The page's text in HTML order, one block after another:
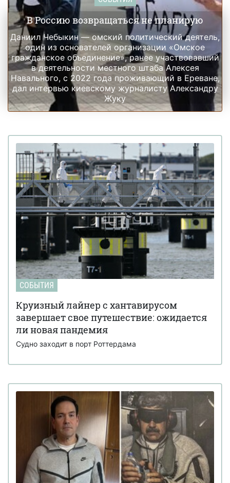
В Россию возвращаться не планирую
Даниил Чебыкин — омский политический деятель,
один из основателей организации «Омское
гражданское объединение», ранее участвовавший
в деятельности местного штаба Алексея
Навального, с 2022 года проживающий в Ереване,
дал интервью киевскому журналисту Александру
Жуку
СОБЫТИЯ
Круизный лайнер с хантавирусом
завершает свое путешествие: ожидается
ли новая пандемия
Судно заходит в порт Роттердама